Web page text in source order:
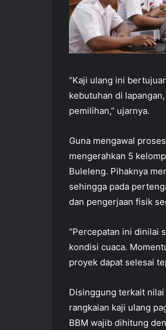
“Kaji ulang ini
kebutuhan di
pemilihan,” ujarnya.
Guna mengawal
mengerahkan 5
Buleleng. Pihaknya
sehingga pada
dan pengerjaan fisik
“Percepatan ini dinilai
kondisi cuaca.
proyek dapat selesai
Disinggung terkait
rangkaian kaji ulang
BBM wajib dihitung